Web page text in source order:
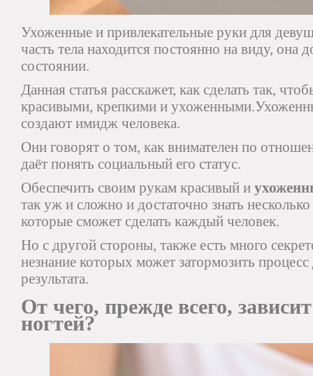
Ухоженные и привлекательные руки для
часть тела находится постоянно на виду, она
состоянии.
Данная статья расскажет, как сделать так,
красивыми, крепкими и
создают имидж человека.
Они говорят о том, как внимателен по
даёт понять социальный его статус.
Обеспечить своим рукам красивый и
так уж и сложно и достаточно знать
которые сможет сделать каждый человек.
Но с другой стороны, также есть много
незнание которых может затормозить
результата.
От чего, прежде всего,
ногтей?